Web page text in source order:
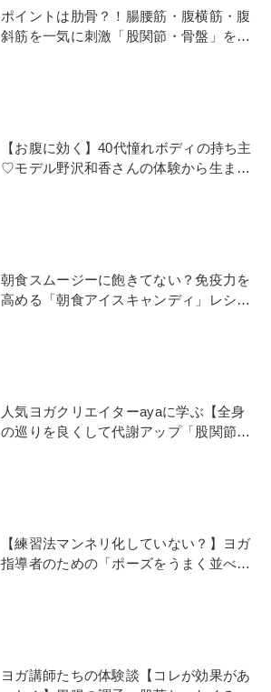
ポイントは肋骨？！腸腰筋・腹横筋・腹
斜筋を一気に刺激「股関節・骨盤」を安
【お腹に効く】40代憧れボディの持ち主
♡モデル野沢和香さんの体験から生まれ
朝食スムージーに飽きてない？免疫力を
高める「朝食アイスキャンディ」レシピ
人気ヨガクリエイターayaに学ぶ【全身
の巡りを良くして代謝アップ「股関節ほ
【練習法マンネリ化していない？】ヨガ
指導者のための「ポーズをうまく並べる
ヨガ講師たちの体験談【コレが効果があ